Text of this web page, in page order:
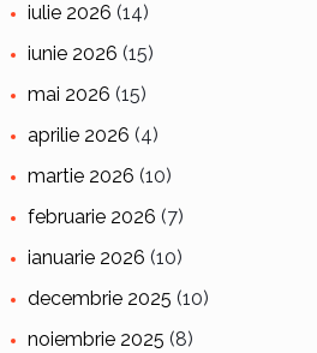
iulie 2026 (14)
iunie 2026 (15)
mai 2026 (15)
aprilie 2026 (4)
martie 2026 (10)
februarie 2026 (7)
ianuarie 2026 (10)
decembrie 2025 (10)
noiembrie 2025 (8)